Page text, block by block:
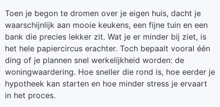
Toen je begon te dromen over je eigen huis, dacht je
waarschijnlijk aan mooie keukens, een fijne tuin en een
bank die precies lekker zit. Wat je er minder bij ziet, is
het hele papiercircus erachter. Toch bepaalt vooral één
ding of je plannen snel werkelijkheid worden: de
woningwaardering. Hoe sneller die rond is, hoe eerder je
hypotheek kan starten en hoe minder stress je ervaart
in het proces.